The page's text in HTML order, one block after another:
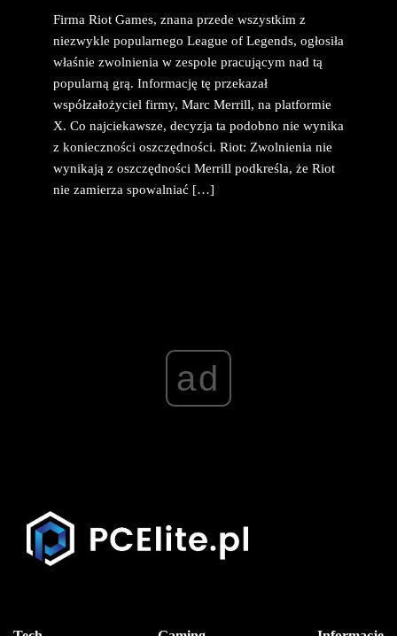
Firma Riot Games, znana przede wszystkim z
niezwykle popularnego League of Legends, ogłosiła
właśnie zwolnienia w zespole pracującym nad tą
popularną grą. Informację tę przekazał
współzałożyciel firmy, Marc Merrill, na platformie
X. Co najciekawsze, decyzja ta podobno nie wynika
z konieczności oszczędności. Riot: Zwolnienia nie
wynikają z oszczędności Merrill podkreśla, że Riot
nie zamierza spowalniać […]
ad